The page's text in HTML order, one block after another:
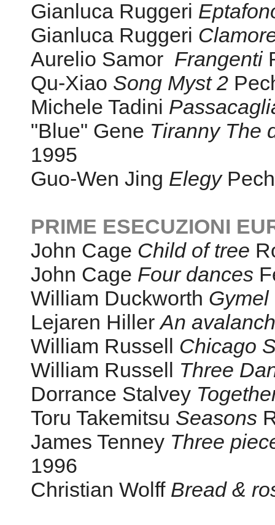
Gianluca Ruggeri
Gianluca Ruggeri
Aurelio Samor Frangenti
Qu-Xiao Song Myst 2
Michele Tadini
"Blue" Gene Tiranny The
1995
Guo-Wen Jing Elegy
PRIME ESECUZIONI
John Cage Child of tree
John Cage Four dances
William Duckworth Gymel
Lejaren HillerAn
William Russell Chicago
William Russell Three
Dorrance Stalvey
Toru Takemitsu Seasons
James Tenney Three
1996
Christian Wolff Bread &